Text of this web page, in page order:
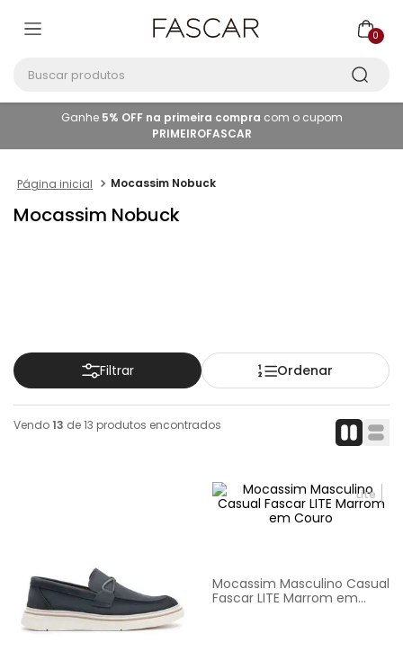
0
Ganhe 5% OFF na primeira compra com o cupom
PRIMEIROFASCAR
Mocassim Nobuck
Mocassim Nobuck
Filtrar Ordenar
Vendo13 de13 produtos encontrados
Lite
Mocassim Masculino Casual
Fascar LITE Marrom em